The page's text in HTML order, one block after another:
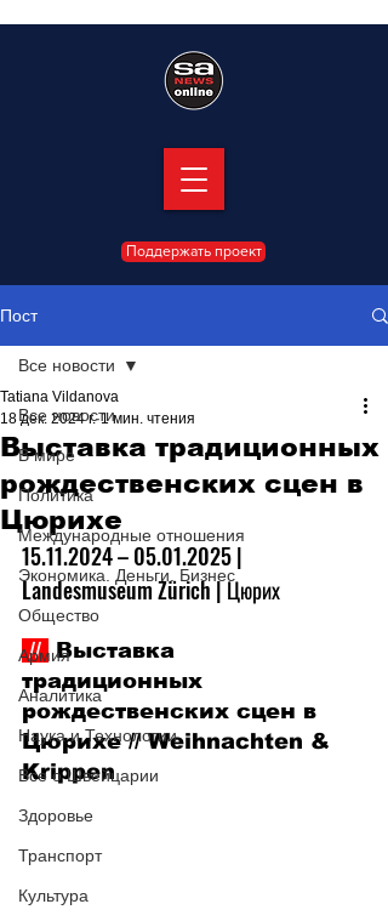
Поддержать проект
Пост
Все новости
В мире
Политика
Международные отношения
Экономика. Деньги. Бизнес
Общество
Армия
Аналитика
Наука и Технологии
Все о Швейцарии
Здоровье
Транспорт
Культура
Все новости
Выставка традиционных
рождественских сцен в
Цюрихе
Tatiana Vildanova
18 дек. 2024 г. 1 мин. чтения
15.11.2024 – 05.01.2025 |
Landesmuseum Zürich| Цюрих
// Выставка
традиционных
рождественских сцен в
Цюрихе // Weihnachten &
Krippen